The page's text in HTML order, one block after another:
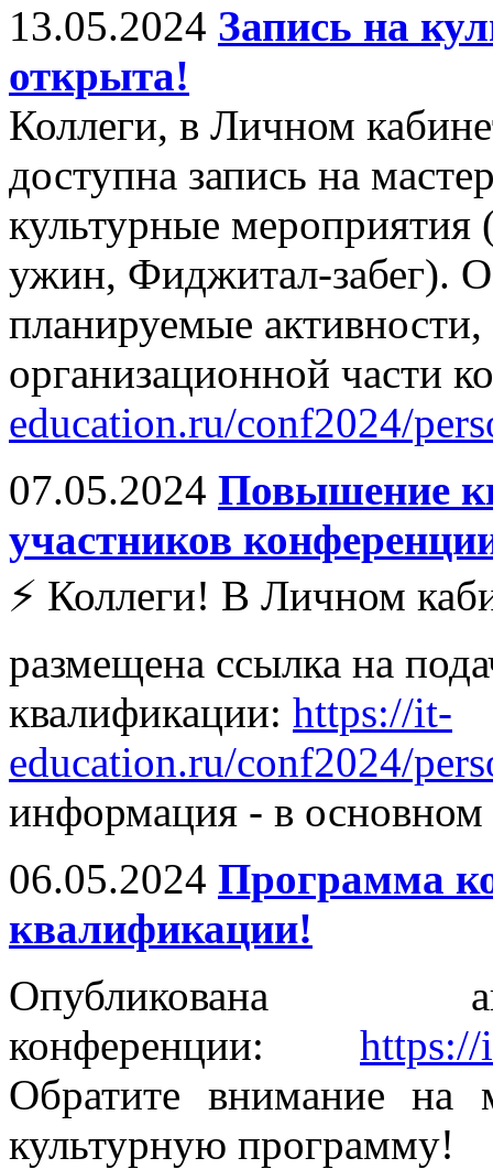
13.05.2024 Запись на
открыта!
Коллеги, в Личном
доступна запись на
культурные
ужин, Фиджитал-забег).
планируемые
организационной части
education.ru/conf2024/
07.05.2024 Повышение
участников
⚡️ Коллеги! В Личном
размещена ссылка на
квалификации: https://it-
education.ru/conf2024/
информация - в основном
06.05.2024 Программа
квалификации!
Опубликована
конференции: https://
Обратите внимание на
культурную программу!